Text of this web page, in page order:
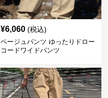
¥6,060 (税込)
ベージュパンツ ゆったりドロー
コードワイドパンツ